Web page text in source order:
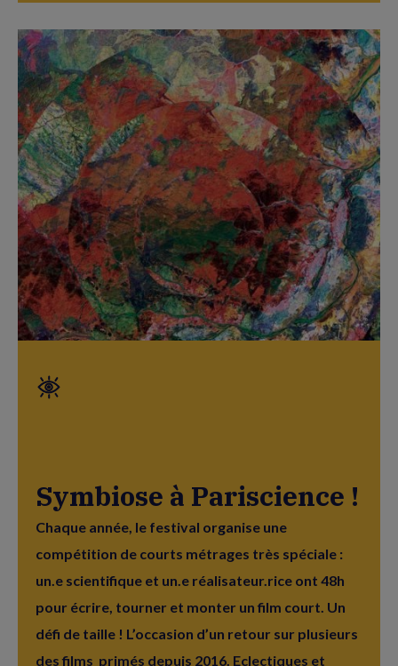
Symbiose à Pariscience !
Chaque année, le festival organise une
compétition de courts métrages très spéciale :
un.e scientifique et un.e réalisateur.rice ont 48h
pour écrire, tourner et monter un film court. Un
défi de taille ! L’occasion d’un retour sur plusieurs
des films primés depuis 2016. Eclectiques et